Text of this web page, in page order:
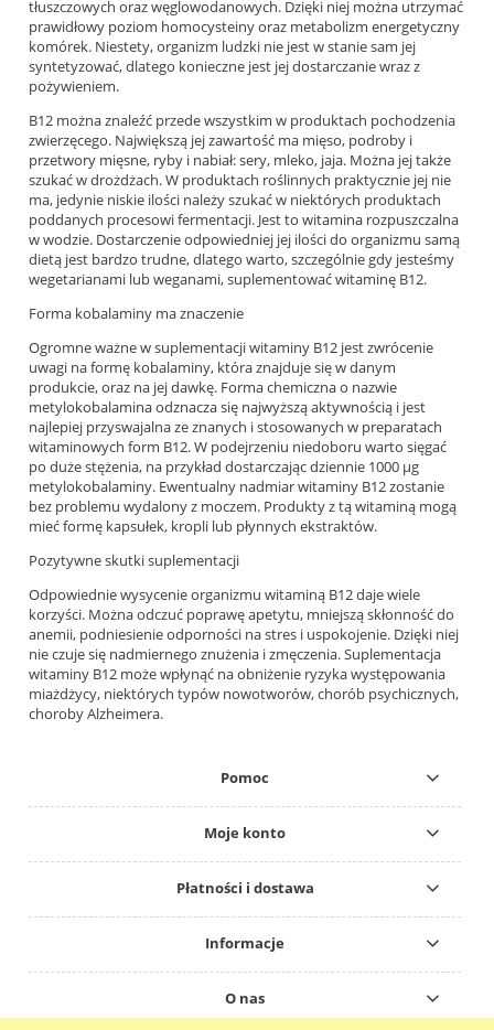
tłuszczowych oraz węglowodanowych. Dzięki niej można utrzymać
prawidłowy poziom homocysteiny oraz metabolizm energetyczny
komórek. Niestety, organizm ludzki nie jest w stanie sam jej
syntetyzować, dlatego konieczne jest jej dostarczanie wraz z
pożywieniem.
B12 można znaleźć przede wszystkim w produktach pochodzenia
zwierzęcego. Największą jej zawartość ma mięso, podroby i
przetwory mięsne, ryby i nabiał: sery, mleko, jaja. Można jej także
szukać w drożdżach. W produktach roślinnych praktycznie jej nie
ma, jedynie niskie ilości należy szukać w niektórych produktach
poddanych procesowi fermentacji. Jest to witamina rozpuszczalna
w wodzie. Dostarczenie odpowiedniej jej ilości do organizmu samą
dietą jest bardzo trudne, dlatego warto, szczególnie gdy jesteśmy
wegetarianami lub weganami, suplementować witaminę B12.
Forma kobalaminy ma znaczenie
Ogromne ważne w suplementacji witaminy B12 jest zwrócenie
uwagi na formę kobalaminy, która znajduje się w danym
produkcie, oraz na jej dawkę. Forma chemiczna o nazwie
metylokobalamina odznacza się najwyższą aktywnością i jest
najlepiej przyswajalna ze znanych i stosowanych w preparatach
witaminowych form B12. W podejrzeniu niedoboru warto sięgać
po duże stężenia, na przykład dostarczając dziennie 1000 µg
metylokobalaminy. Ewentualny nadmiar witaminy B12 zostanie
bez problemu wydalony z moczem. Produkty z tą witaminą mogą
mieć formę kapsułek, kropli lub płynnych ekstraktów.
Pozytywne skutki suplementacji
Odpowiednie wysycenie organizmu witaminą B12 daje wiele
korzyści. Można odczuć poprawę apetytu, mniejszą skłonność do
anemii, podniesienie odporności na stres i uspokojenie. Dzięki niej
nie czuje się nadmiernego znużenia i zmęczenia. Suplementacja
witaminy B12 może wpłynąć na obniżenie ryzyka występowania
miażdżycy, niektórych typów nowotworów, chorób psychicznych,
choroby Alzheimera.
Pomoc
Moje konto
Płatności i dostawa
Informacje
O nas